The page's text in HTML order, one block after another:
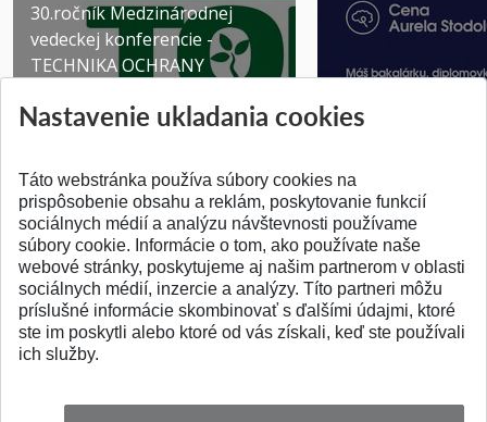
30.ročník Medzinárodnej
vedeckej konferencie -
TECHNIKA OCHRANY
Pridané 03.08.2026 Pridané 07.07.2026
SPÄŤ NA VRCH
Nastavenie ukladania cookies
Táto webstránka používa súbory cookies na
prispôsobenie obsahu a reklám, poskytovanie funkcií
sociálnych médií a analýzu návštevnosti používame
súbory cookie. Informácie o tom, ako používate naše
webové stránky, poskytujeme aj našim partnerom v oblasti
sociálnych médií, inzercie a analýzy. Títo partneri môžu
príslušné informácie skombinovať s ďalšími údajmi, ktoré
ste im poskytli alebo ktoré od vás získali, keď ste používali
ich služby.